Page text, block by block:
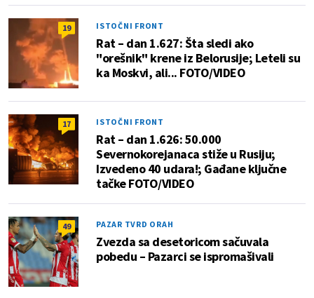
19 ISTOČNI FRONT
Rat – dan 1.627: Šta sledi ako
"orešnik" krene iz Belorusije; Leteli su
ka Moskvi, ali... FOTO/VIDEO
17 ISTOČNI FRONT
Rat – dan 1.626: 50.000
Severnokorejanaca stiže u Rusiju;
Izvedeno 40 udara!; Gađane ključne
tačke FOTO/VIDEO
49 PAZAR TVRD ORAH
Zvezda sa desetoricom sačuvala
pobedu – Pazarci se ispromašivali